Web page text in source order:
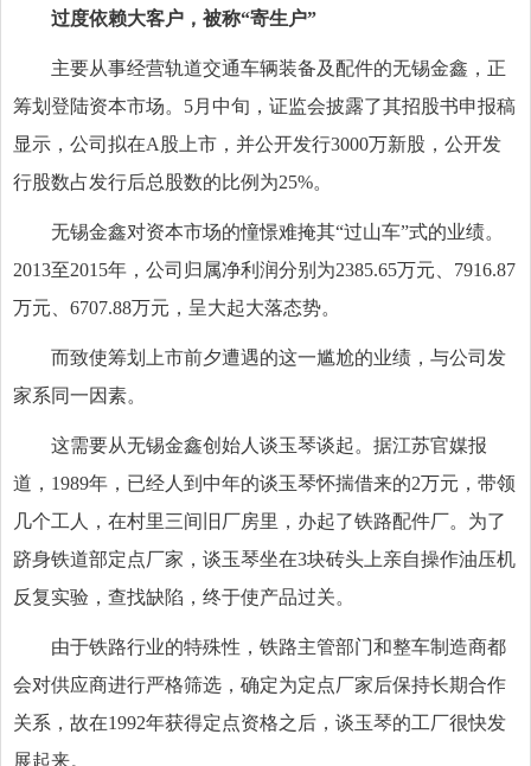
过度依赖大客户，被称“寄生户”
主要从事经营轨道交通车辆装备及配件的无锡金鑫，正
筹划登陆资本市场。5月中旬，证监会披露了其招股书申报稿
显示，公司拟在A股上市，并公开发行3000万新股，公开发
行股数占发行后总股数的比例为25%。
无锡金鑫对资本市场的憧憬难掩其“过山车”式的业绩。
2013至2015年，公司归属净利润分别为2385.65万元、7916.87
万元、6707.88万元，呈大起大落态势。
而致使筹划上市前夕遭遇的这一尴尬的业绩，与公司发
家系同一因素。
这需要从无锡金鑫创始人谈玉琴谈起。据江苏官媒报
道，1989年，已经人到中年的谈玉琴怀揣借来的2万元，带领
几个工人，在村里三间旧厂房里，办起了铁路配件厂。为了
跻身铁道部定点厂家，谈玉琴坐在3块砖头上亲自操作油压机
反复实验，查找缺陷，终于使产品过关。
由于铁路行业的特殊性，铁路主管部门和整车制造商都
会对供应商进行严格筛选，确定为定点厂家后保持长期合作
关系，故在1992年获得定点资格之后，谈玉琴的工厂很快发
展起来。